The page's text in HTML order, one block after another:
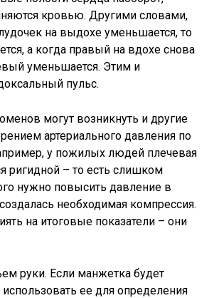
кровью. Другими словами,
на выдохе уменьшается, то
а когда правый на вдохе снова
уменьшается. Этим и
пульс.
могут возникнуть и другие
артериального давления по
у пожилых людей плечевая
ригидной – то есть слишком
нужно повысить давление в
необходимая компрессия.
на итоговые показатели – они
руки. Если манжетка будет
ее для определения